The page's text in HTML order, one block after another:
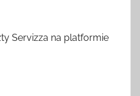
Servizza na platformie